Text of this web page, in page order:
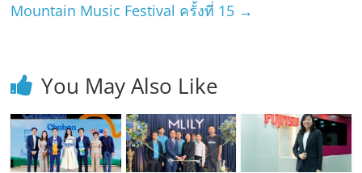
Mountain Music Festival ครั้งที่ 15 →
You May Also Like